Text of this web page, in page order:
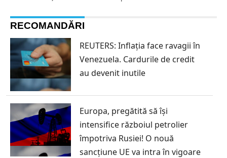
RECOMANDĂRI
REUTERS: Inflația face ravagii în
Venezuela. Cardurile de credit
au devenit inutile
Europa, pregătită să își
intensifice războiul petrolier
împotriva Rusiei! O nouă
sancțiune UE va intra în vigoare